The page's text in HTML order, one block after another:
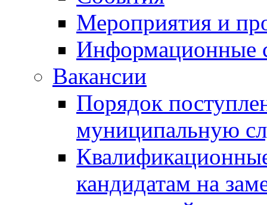
Мероприятия и
Информационные
Вакансии
Порядок
муниципальную
кандидатам на